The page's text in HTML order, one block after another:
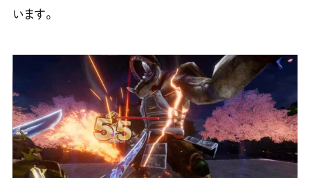
います。